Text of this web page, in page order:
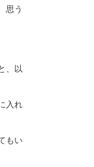
思う
、以
入れ
もい